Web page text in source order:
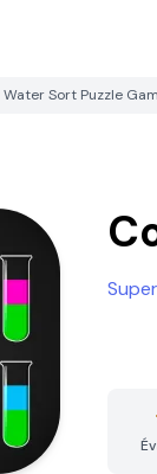
Water Sort Puzzle